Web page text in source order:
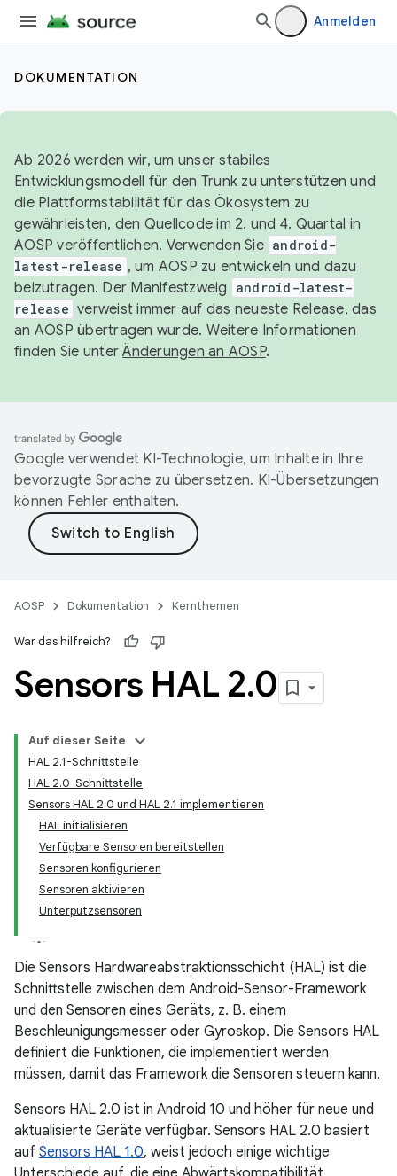
Anmelden
DOKUMENTATION
Ab 2026 werden wir, um unser stabiles
Entwicklungsmodell für den Trunk zu unterstützen und
die Plattformstabilität für das Ökosystem zu
gewährleisten, den Quellcode im 2. und 4. Quartal in
AOSP veröffentlichen. Verwenden Sie android-
latest-release , um AOSP zu entwickeln und dazu
beizutragen. Der Manifestzweig
android-latest-
release verweist immer auf das neueste Release, das
an AOSP übertragen wurde. Weitere Informationen
finden Sie unterÄnderungen an AOSP.
Google verwendet KI-Technologie, um Inhalte in Ihre
bevorzugte Sprache zu übersetzen. KI-Übersetzungen
können Fehler enthalten.
AOSP Dokumentation Kernthemen
War das hilfreich?
Sensors HAL 2.0
Auf dieser Seite
HAL 2.1-Schnittstelle
HAL 2.0-Schnittstelle
Sensors HAL 2.0 und HAL 2.1 implementieren
HAL initialisieren
Verfügbare Sensoren bereitstellen
Sensoren konfigurieren
Sensoren aktivieren
Unterputzsensoren
Die Sensors Hardwareabstraktionsschicht (HAL) ist die
Schnittstelle zwischen dem Android-Sensor-Framework
und den Sensoren eines Geräts, z. B. einem
Beschleunigungsmesser oder Gyroskop. Die Sensors HAL
definiert die Funktionen, die implementiert werden
müssen, damit das Framework die Sensoren steuern kann.
Sensors HAL 2.0 ist in Android 10 und höher für neue und
aktualisierte Geräte verfügbar. Sensors HAL 2.0 basiert
auf Sensors HAL 1.0, weist jedoch einige wichtige